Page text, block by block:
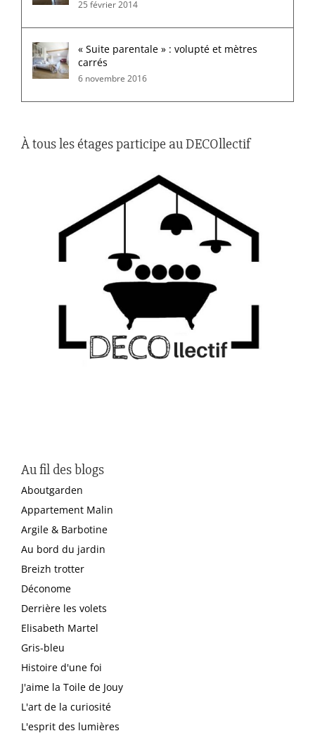
25 février 2014
« Suite parentale » : volupté et mètres
carrés
6 novembre 2016
À tous les étages participe au DECOllectif
Au fil des blogs
Aboutgarden
Appartement Malin
Argile & Barbotine
Au bord du jardin
Breizh trotter
Déconome
Derrière les volets
Elisabeth Martel
Gris-bleu
Histoire d'une foi
J'aime la Toile de Jouy
L'art de la curiosité
L'esprit des lumières